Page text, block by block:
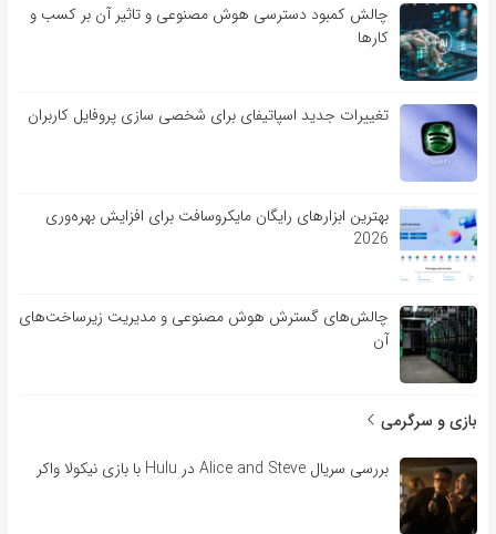
چالش کمبود دسترسی هوش مصنوعی و تاثیر آن بر کسب و
کارها
تغییرات جدید اسپاتیفای برای شخصی سازی پروفایل کاربران
بهترین ابزارهای رایگان مایکروسافت برای افزایش بهره‌وری
2026
چالش‌های گسترش هوش مصنوعی و مدیریت زیرساخت‌های
آن
بازی و سرگرمی
بررسی سریال Alice and Steve در Hulu با بازی نیکولا واکر